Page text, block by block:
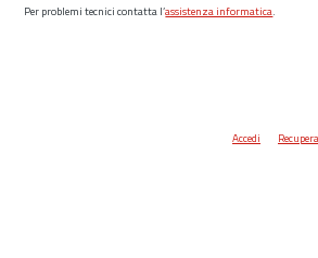
Per problemi tecnici contatta l’assistenza informatica.
Accedi